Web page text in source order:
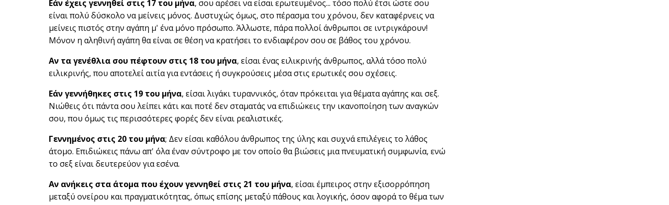
Εάν έχεις γεννηθεί στις 17 του μήνα, σου αρέσει να είσαι ερωτευμένος... τόσο πολύ έτσι ώστε σου
είναι πολύ δύσκολο να μείνεις μόνος. Δυστυχώς όμως, στο πέρασμα του χρόνου, δεν καταφέρνεις να
μείνεις πιστός στην αγάπη μ' ένα μόνο πρόσωπο. Άλλωστε, πάρα πολλοί άνθρωποι σε ιντριγκάρουν!
Μόνον η αληθινή αγάπη θα είναι σε θέση να κρατήσει το ενδιαφέρον σου σε βάθος του χρόνου.
Αν τα γενέθλια σου πέφτουν στις 18 του μήνα, είσαι ένας ειλικρινής άνθρωπος, αλλά τόσο πολύ
ειλικρινής, που αποτελεί αιτία για εντάσεις ή συγκρούσεις μέσα στις ερωτικές σου σχέσεις.
Εάν γεννήθηκες στις 19 του μήνα, είσαι λιγάκι τυραννικός, όταν πρόκειται για θέματα αγάπης και σεξ.
Νιώθεις ότι πάντα σου λείπει κάτι και ποτέ δεν σταματάς να επιδιώκεις την ικανοποίηση των αναγκών
σου, που όμως τις περισσότερες φορές δεν είναι ρεαλιστικές.
Γεννημένος στις 20 του μήνα; Δεν είσαι καθόλου άνθρωπος της ύλης και συχνά επιλέγεις το λάθος
άτομο. Επιδιώκεις πάνω απ' όλα έναν σύντροφο με τον οποίο θα βιώσεις μια πνευματική συμφωνία, ενώ
το σεξ είναι δευτερεύον για εσένα.
Αν ανήκεις στα άτομα που έχουν γεννηθεί στις 21 του μήνα, είσαι έμπειρος στην εξισορρόπηση
μεταξύ ονείρου και πραγματικότητας, όπως επίσης μεταξύ πάθους και λογικής, όσον αφορά το θέμα των